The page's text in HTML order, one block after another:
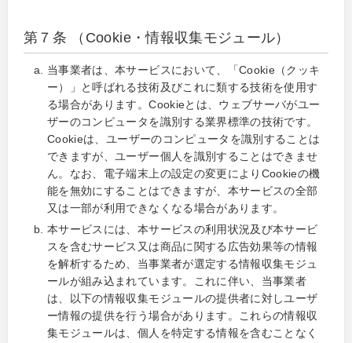
第７条 （Cookie・情報収集モジュール）
当事業者は、本サービスにおいて、「Cookie（クッキ
ー）」と呼ばれる技術及びこれに類する技術を使用す
る場合があります。Cookieとは、ウェブサーバがユー
ザーのコンピュータを識別する業界標準の技術です。
Cookieは、ユーザーのコンピュータを識別することは
できますが、ユーザー個人を識別することはできませ
ん。なお、電子端末上の設定の変更によりCookieの機
能を無効にすることはできますが、本サービスの全部
又は一部が利用できなくなる場合があります。
本サービスには、本サービスの利用状況及び本サービ
スを含むサービス又は商品に関する広告効果等の情報
を解析するため、当事業者が選定する情報収集モジュ
ールが組み込まれています。これに伴い、当事業者
は、以下の情報収集モジュールの提供者に対しユーザ
ー情報の提供を行う場合があります。これらの情報収
集モジュールは、個人を特定する情報を含むことなく